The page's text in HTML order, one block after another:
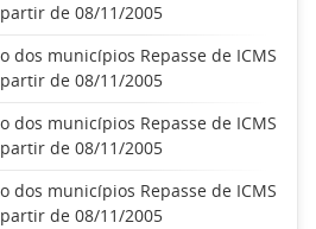
de 08/11/2005
dos municípios Repasse de ICMS
de 08/11/2005
dos municípios Repasse de ICMS
de 08/11/2005
dos municípios Repasse de ICMS
de 08/11/2005